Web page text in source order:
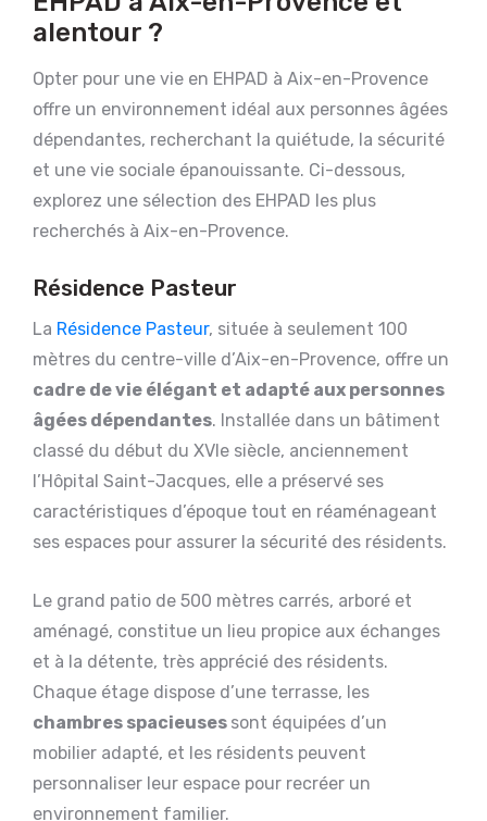
alentour ?
Opter pour une vie en EHPAD à Aix-en-Provence
offre un environnement idéal aux personnes âgées
dépendantes, recherchant la quiétude, la sécurité
et une vie sociale épanouissante. Ci-dessous,
explorez une sélection des EHPAD les plus
recherchés à Aix-en-Provence.
Résidence Pasteur
La Résidence Pasteur, située à seulement 100
mètres du centre-ville d’Aix-en-Provence, offre un
cadre de vie élégant et adapté aux personnes
âgées dépendantes. Installée dans un bâtiment
classé du début du XVIe siècle, anciennement
l’Hôpital Saint-Jacques, elle a préservé ses
caractéristiques d’époque tout en réaménageant
ses espaces pour assurer la sécurité des résidents.
Le grand patio de 500 mètres carrés, arboré et
aménagé, constitue un lieu propice aux échanges
et à la détente, très apprécié des résidents.
Chaque étage dispose d’une terrasse, les
chambres spacieuses sont équipées d’un
mobilier adapté, et les résidents peuvent
personnaliser leur espace pour recréer un
environnement familier.